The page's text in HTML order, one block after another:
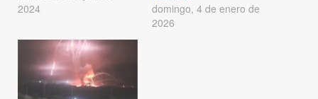
2024
domingo, 4 de enero de
2026